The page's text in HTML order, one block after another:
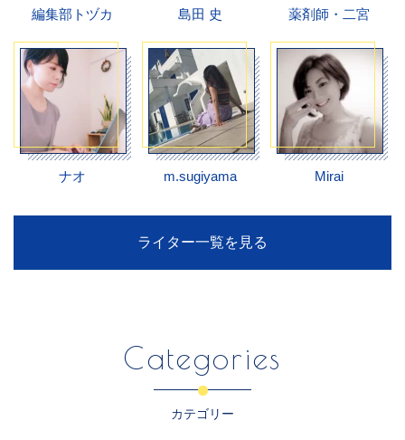
編集部トヅカ 島田 史 薬剤師・二宮
ナオ m.sugiyama Mirai
ライター一覧を見る
Categories
カテゴリー